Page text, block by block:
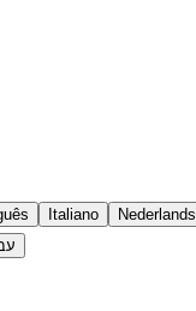
Italiano Nederlands